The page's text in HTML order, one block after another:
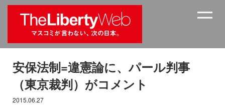
安保法制=違憲論に、パール判事
（東京裁判）がコメント
2015.06.27